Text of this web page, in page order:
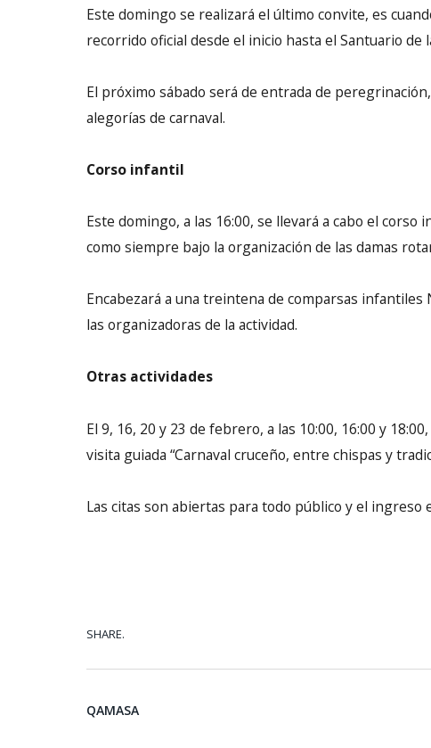
Este domingo se realizará el último convite, es
recorrido oficial desde el inicio hasta el Santuario de
El próximo sábado será de entrada de
alegorías de carnaval.
Corso infantil
Este domingo, a las 16:00, se llevará a cabo el
como siempre bajo la organización de las damas
Encabezará a una treintena de comparsas
las organizadoras de la actividad.
Otras actividades
El 9, 16, 20 y 23 de febrero, a las 10:00, 16:00 y
visita guiada “Carnaval cruceño, entre chispas y
Las citas son abiertas para todo público y el ingreso
SHARE.
QAMASA